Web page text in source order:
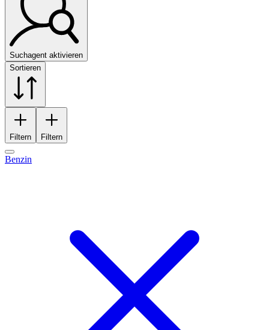
Suchagent aktivieren
Sortieren
Filtern Filtern
Benzin